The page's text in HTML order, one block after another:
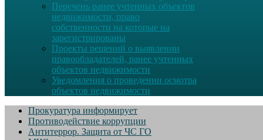
Перечень ранее учтенных объектов
недвижимости, право
собственности на которые на
зарегистрированы
Проекты решений о выявлении
правообладателей, ранее учтенных
объектов недвижимости
Уведомления о проведении осмотра
объектов недвижимости
Прокуратура информирует
Противодействие коррупции
Антитеррор. Защита от ЧС ГО